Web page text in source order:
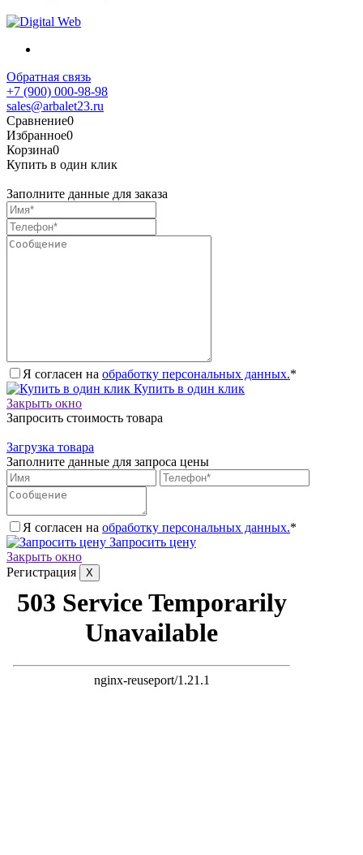
Обратная связь
+7 (900) 000-98-98
sales@arbalet23.ru
Сравнение0
Избранное0
Корзина0
Купить в один клик
Заполните данные для заказа
Я согласен на обработку персональных данных.*
Купить в один клик
Закрыть окно
Запросить стоимость товара
Загрузка товара
Заполните данные для запроса цены
Я согласен на обработку персональных данных.*
Запросить цену
Закрыть окно
Регистрация
X